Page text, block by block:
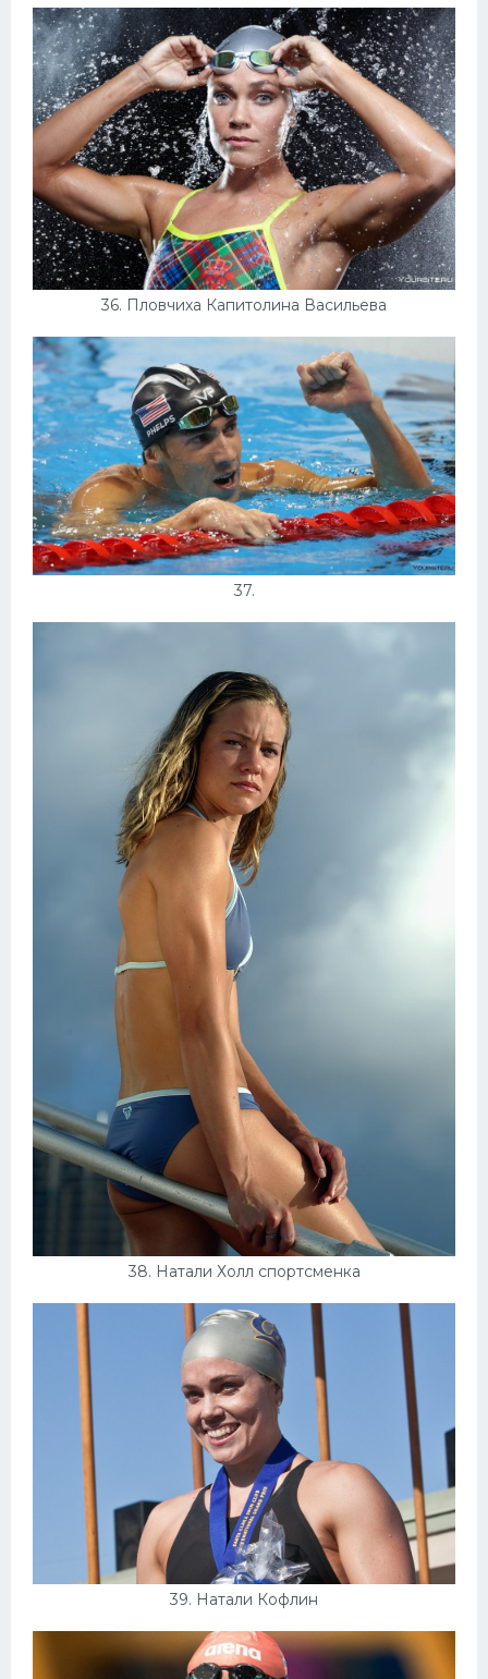
36. Пловчиха Капитолина Васильева
37.
38. Натали Холл спортсменка
39. Натали Кофлин